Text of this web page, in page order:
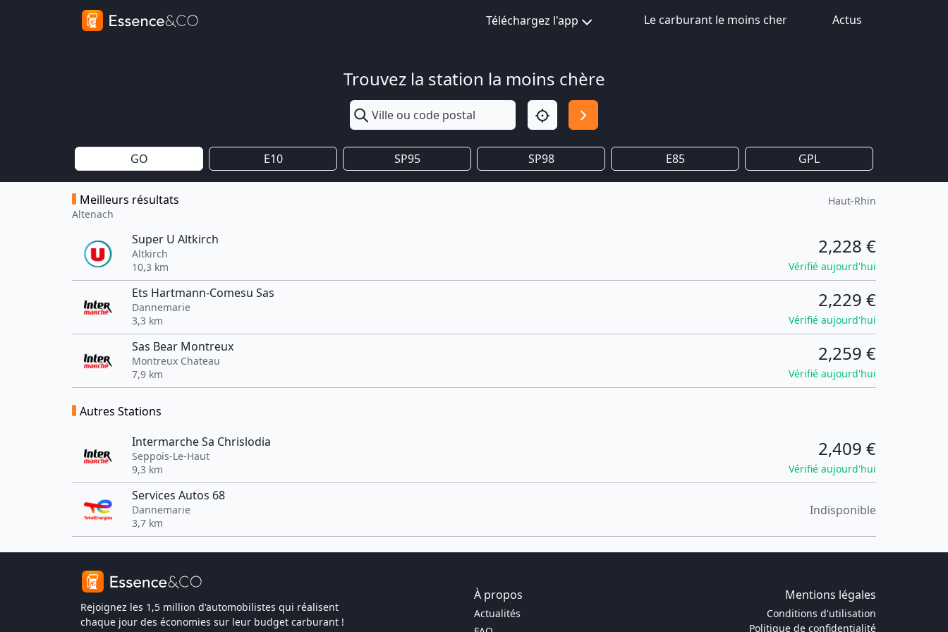
Téléchargez l'app Le carburant le moins cher Actus
Trouvez la station la moins chère
GO E10 SP95 SP98 E85 GPL
Meilleurs résultats
Altenach
Haut-Rhin
Super U Altkirch
Altkirch
10,3 km
2,228 €
Vérifié aujourd'hui
Ets Hartmann-Comesu Sas
Dannemarie
3,3 km
2,229 €
Vérifié aujourd'hui
Sas Bear Montreux
Montreux Chateau
7,9 km
2,259 €
Vérifié aujourd'hui
Autres Stations
Intermarche Sa Chrislodia
Seppois-Le-Haut
9,3 km
2,409 €
Vérifié aujourd'hui
Services Autos 68
Dannemarie
3,7 km
Indisponible
Rejoignez les 1,5 million d'automobilistes qui réalisent
chaque jour des économies sur leur budget carburant !
À propos Mentions légales
Actualités
Conditions d'utilisation
Politique de confidentialité